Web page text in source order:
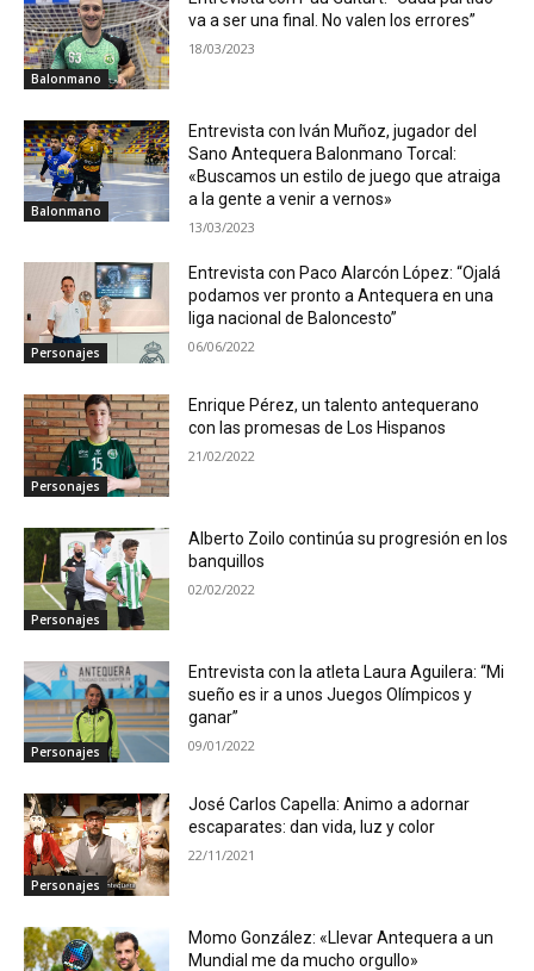
Balonmano
va a ser una final. No valen los errores”
18/03/2023
Balonmano
Entrevista con Iván Muñoz, jugador del
Sano Antequera Balonmano Torcal:
«Buscamos un estilo de juego que atraiga
a la gente a venir a vernos»
13/03/2023
Personajes
Entrevista con Paco Alarcón López: “Ojalá
podamos ver pronto a Antequera en una
liga nacional de Baloncesto”
06/06/2022
Personajes
Enrique Pérez, un talento antequerano
con las promesas de Los Hispanos
21/02/2022
Personajes
Alberto Zoilo continúa su progresión en los
banquillos
02/02/2022
Personajes
Entrevista con la atleta Laura Aguilera: “Mi
sueño es ir a unos Juegos Olímpicos y
ganar”
09/01/2022
Personajes
José Carlos Capella: Animo a adornar
escaparates: dan vida, luz y color
22/11/2021
Momo González: «Llevar Antequera a un
Mundial me da mucho orgullo»